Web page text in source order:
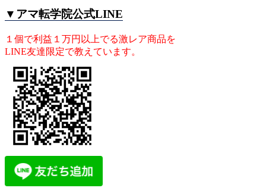
▼アマ転学院公式LINE
１個で利益１万円以上でる激レア商品を
LINE友達限定で教えています。